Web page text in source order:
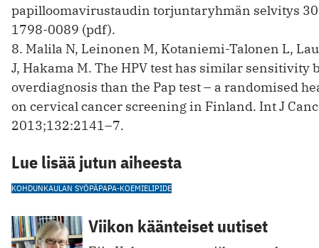
papilloomavirustaudin torjuntaryhmän selvitys
1798-0089 (pdf).
8. Malila N, Leinonen M, Kotaniemi-Talonen L,
J, Hakama M. The HPV test has similar sensitivity
overdiagnosis than the Pap test – a randomised
on cervical cancer screening in Finland. Int J
2013;132:2141–7.
Lue lisää jutun aiheesta
KOHDUNKAULAN SYÖPÄPAPA-KOEMIELIPIDE
Viikon käänteiset uutiset